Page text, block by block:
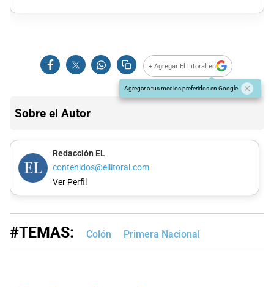
+ Agregar El Litoral en
Agregar a tus medios preferidos en Google
Sobre el Autor
Redacción EL
contenidos@ellitoral.com
Ver Perfil
#TEMAS: Colón Primera Nacional